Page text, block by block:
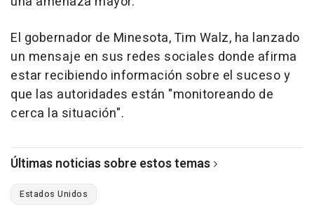
El gobernador de Minesota, Tim Walz, ha lanzado
un mensaje en sus redes sociales donde afirma
estar recibiendo información sobre el suceso y
que las autoridades están "monitoreando de
cerca la situación".
Últimas noticias sobre estos temas
Estados Unidos